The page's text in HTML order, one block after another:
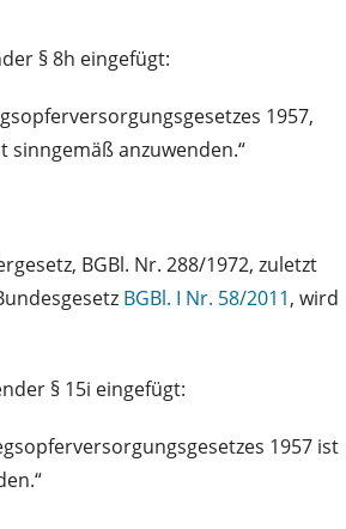
§ 8h eingefügt:
1957,
sinngemäß anzuwenden.“
BGBl. Nr. 288/1972, zuletzt
BGBl. I Nr. 58/2011, wird
§ 15i eingefügt:
1957 ist